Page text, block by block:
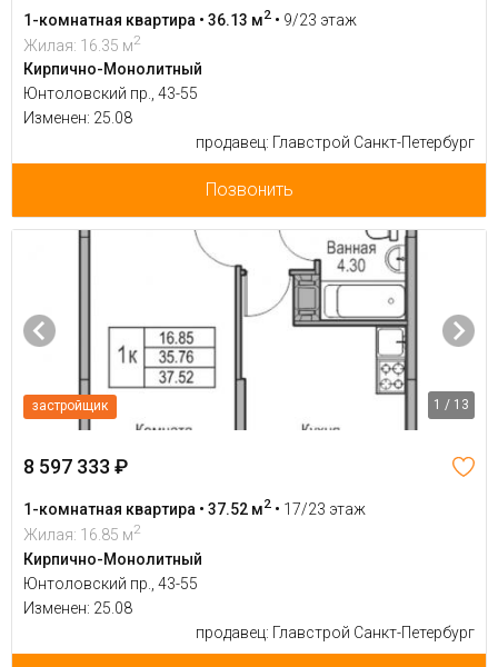
1-комнатная квартира • 36.13 м2 • 9/23 этаж
Жилая: 16.35 м2
Кирпично-Монолитный
Юнтоловский пр., 43-55
Изменен: 25.08
продавец: Главстрой Санкт-Петербург
Позвонить
застройщик 1 / 13
8 597 333 ₽
1-комнатная квартира • 37.52 м2 • 17/23 этаж
Жилая: 16.85 м2
Кирпично-Монолитный
Юнтоловский пр., 43-55
Изменен: 25.08
продавец: Главстрой Санкт-Петербург